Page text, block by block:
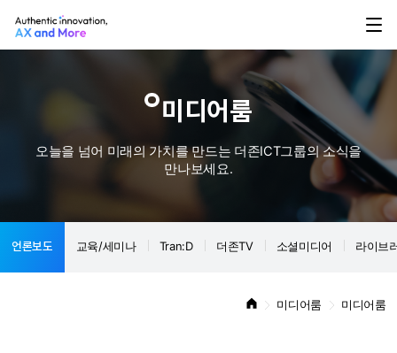
미디어룸
오늘을 넘어 미래의 가치를 만드는 더존ICT그룹의 소식을
만나보세요.
언론보도 교육/세미나 Tran:D 더존TV 소셜미디어 라이브
미디어룸 미디어룸